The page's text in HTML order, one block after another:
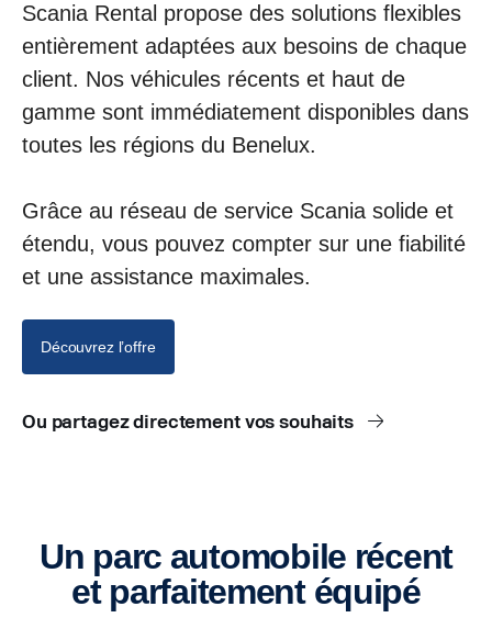
Scania Rental propose des solutions flexibles
entièrement adaptées aux besoins de chaque
client. Nos véhicules récents et haut de
gamme sont immédiatement disponibles dans
toutes les régions du Benelux.
Grâce au réseau de service Scania solide et
étendu, vous pouvez compter sur une fiabilité
et une assistance maximales.
Découvrez l’offre
Ou partagez directement vos souhaits
Un parc automobile récent
et parfaitement équipé